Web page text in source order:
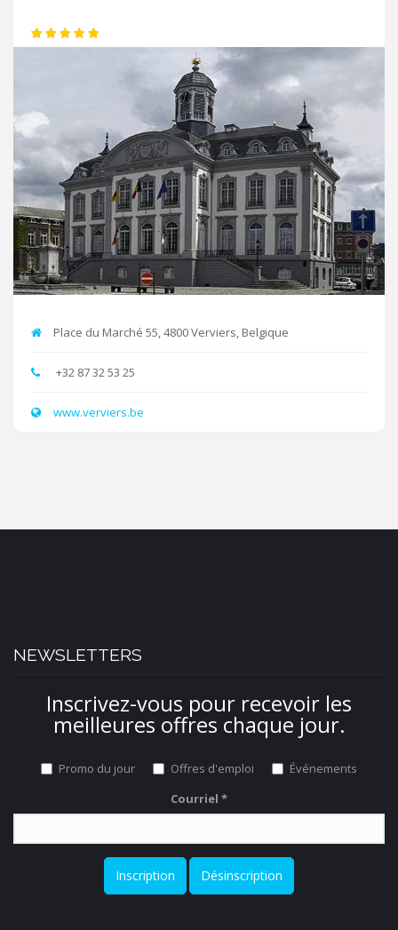
Place du Marché 55, 4800 Verviers, Belgique
+32 87 32 53 25
www.verviers.be
NEWSLETTERS
Inscrivez-vous pour recevoir les
meilleures offres chaque jour.
Promo du jour Offres d'emploi
Événements
Courriel *
Inscription Désinscription